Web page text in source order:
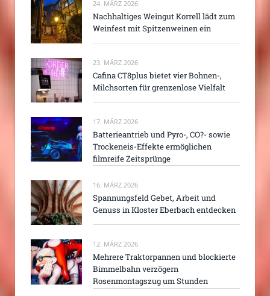
24. MÄRZ 2026
Nachhaltiges Weingut Korrell lädt zum
Weinfest mit Spitzenweinen ein
23. MÄRZ 2026
Cafina CT8plus bietet vier Bohnen-,
Milchsorten für grenzenlose Vielfalt
17. MÄRZ 2026
Batterieantrieb und Pyro-, CO?- sowie
Trockeneis-Effekte ermöglichen
filmreife Zeitsprünge
16. MÄRZ 2026
Spannungsfeld Gebet, Arbeit und
Genuss in Kloster Eberbach entdecken
12. MÄRZ 2026
Mehrere Traktorpannen und blockierte
Bimmelbahn verzögern
Rosenmontagszug um Stunden